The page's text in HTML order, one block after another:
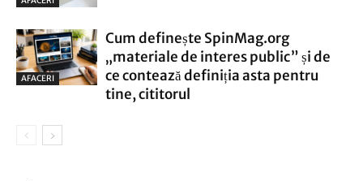
AFACERI
Cum definește SpinMag.org
„materiale de interes public” și de
ce contează definiția asta pentru
tine, cititorul